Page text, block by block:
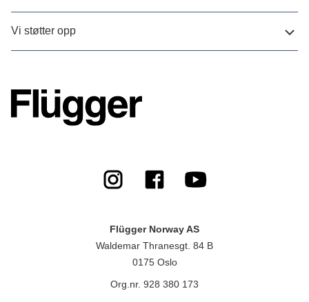
Vi støtter opp
Flügger Norway AS
Waldemar Thranesgt. 84 B
0175 Oslo
Org.nr. 928 380 173